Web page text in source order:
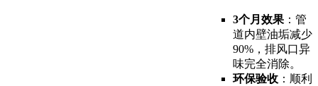
3个月效果 ：管
道内壁油垢减少
90%，排风口异
味完全消除。
环保验收 ：顺利